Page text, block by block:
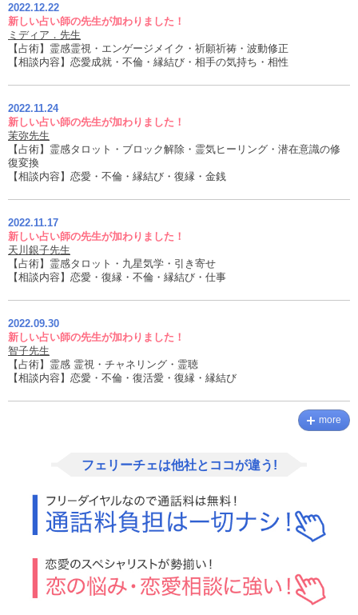
2022.12.22
新しい占い師の先生が加わりました！
ミディア．先生
【占術】霊感霊視・エンゲージメイク・祈願祈祷・波動修正
【相談内容】恋愛成就・不倫・縁結び・相手の気持ち・相性
2022.11.24
新しい占い師の先生が加わりました！
茉弥先生
【占術】霊感タロット・ブロック解除・霊気ヒーリング・潜在意識の修
復変換
【相談内容】恋愛・不倫・縁結び・復縁・金銭
2022.11.17
新しい占い師の先生が加わりました！
天川銀子先生
【占術】霊感タロット・九星気学・引き寄せ
【相談内容】恋愛・復縁・不倫・縁結び・仕事
2022.09.30
新しい占い師の先生が加わりました！
智子先生
【占術】霊感 霊視・チャネリング・霊聴
【相談内容】恋愛・不倫・復活愛・復縁・縁結び
more
フェリーチェは他社とココが違う!